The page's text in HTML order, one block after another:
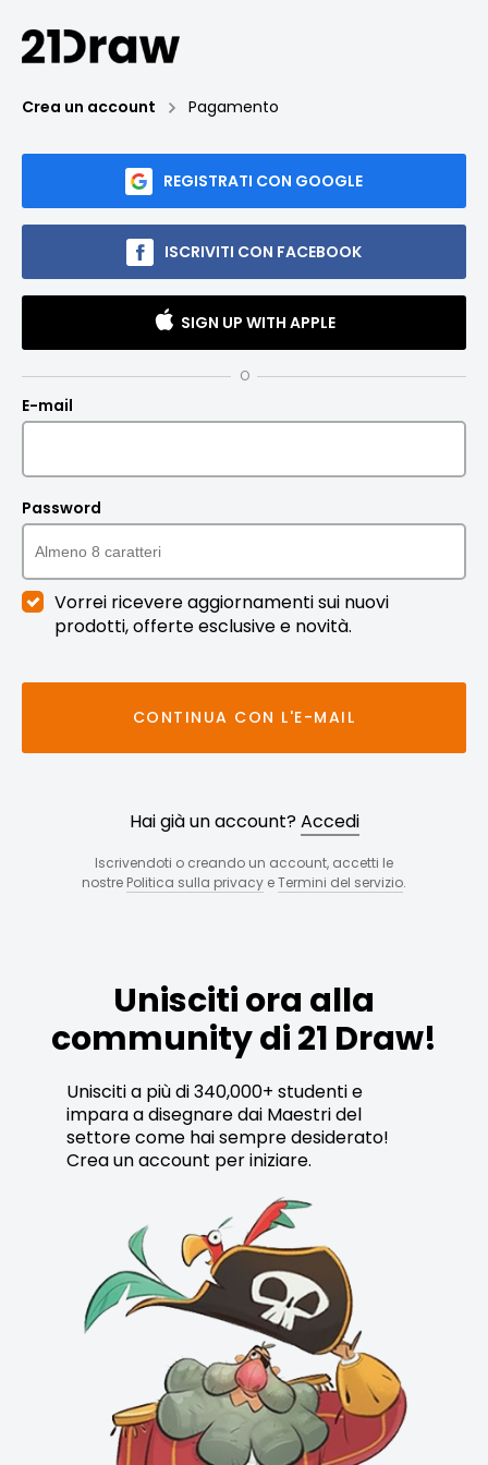
Crea un account Pagamento
REGISTRATI CON GOOGLE
ISCRIVITI CON FACEBOOK
SIGN UP WITH APPLE
O
E-mail
Password
Vorrei ricevere aggiornamenti sui nuovi
prodotti, offerte esclusive e novità.
CONTINUA CON L'E-MAIL
Hai già un account?Accedi
Iscrivendoti o creando un account, accetti le
nostre Politica sulla privacy eTermini del servizio.
Unisciti ora alla
community di 21 Draw!
Unisciti a più di 340,000+ studenti e
impara a disegnare dai Maestri del
settore come hai sempre desiderato!
Crea un account per iniziare.